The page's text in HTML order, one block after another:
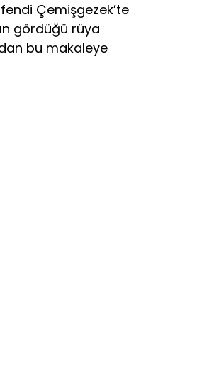
Çemişgezek’te
gördüğü rüya
bu makaleye